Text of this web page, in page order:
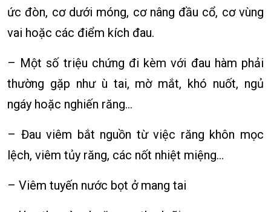
ức đòn, cơ dưới móng, cơ nâng đầu cổ, cơ vùng
vai hoặc các điểm kích đau.
– Một số triệu chứng đi kèm với đau hàm phải
thường gặp như ù tai, mờ mắt, khó nuốt, ngủ
ngáy hoặc nghiến răng…
– Đau viêm bắt nguồn từ việc răng khôn mọc
lệch, viêm tủy răng, các nốt nhiệt miệng…
– Viêm tuyến nước bọt ở mang tai